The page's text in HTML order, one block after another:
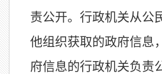
责公开。行政机关从公
他组织获取的政府信息
府信息的行政机关负责